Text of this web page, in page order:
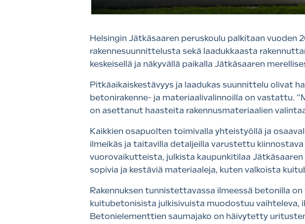
Helsingin Jätkäsaaren peruskoulu palkitaan
rakennesuunnittelusta sekä laadukkaasta
keskeisellä ja näkyvällä paikalla Jätkäsaaren
Pitkäaikaiskestävyys ja laadukas suunnittelu olivat
betonirakenne- ja materiaalivalinnoilla on vastattu.
on asettanut haasteita rakennusmateriaalien
Kaikkien osapuolten toimivalla yhteistyöllä ja
ilmeikäs ja taitavilla detaljeilla varustettu
vuorovaikutteista, julkista kaupunkitilaa
sopivia ja kestäviä materiaaleja, kuten valkoista
Rakennuksen tunnistettavassa ilmeessä betonilla
kuitubetonisista julkisivuista muodostuu
Betonielementtien saumajako on häivytetty